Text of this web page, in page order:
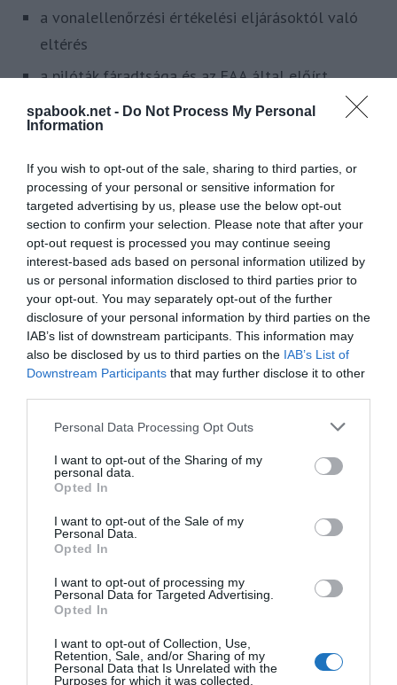
spabook.net - Do Not Process My Personal
Information
If you wish to opt-out of the sale, sharing to third parties, or
processing of your personal or sensitive information for
targeted advertising by us, please use the below opt-out
section to confirm your selection. Please note that after your
opt-out request is processed you may continue seeing
interest-based ads based on personal information utilized by
us or personal information disclosed to third parties prior to
your opt-out. You may separately opt-out of the further
disclosure of your personal information by third parties on the
IAB’s list of downstream participants. This information may
also be disclosed by us to third parties on the IAB’s List of
Downstream Participants that may further disclose it to other
Please note that this website/app uses one or more Google
not limited to your visit or usage behaviour. You may click to
grant or deny consent to Google and its third-party tags to
use your data for below specified purposes in below Google
consent section.
Personal Data Processing Opt Outs
I want to opt-out of the Sharing of my
personal data.
Opted In
I want to opt-out of the Sale of my
Personal Data.
Opted In
I want to opt-out of processing my
Personal Data for Targeted Advertising.
Opted In
I want to opt-out of Collection, Use,
Retention, Sale, and/or Sharing of my
Personal Data that Is Unrelated with the
Purposes for which it was collected.
a vonalellenőrzési értékelési eljárásoktól való
eltérés
a pilóták fáradtsága és az FAA által előírt
repülési és szolgálati korlátozások ezzel
kapcsolatos megsértése
a rangidős pilóták nem képesek a Delta
repülőgépeinek kézi irányítására
a pilótaképzési kézikönyvek hibái
a képzési nyilvántartások meghamisítása
hibák a Delta rendellenesség utáni helyreállítási
képzésében
Dicksont ezt követően Trump elnök kinevezte az
FAA adminisztrátori posztjára – a
Morris bírómegállapította:
„Nem helyénvaló, hogy [a Delta] ezt a [pszichiátriai]
eljárást fegyverként használja arra a célra, hogy
pilótái vakon engedelmeskedjenek, attól tartva, hogy
eszköznek az ilyen könnyelmű alkalmazásával”.
[Határozat 98. o.].
Morris bíró idézte a Mayo Klinika Dr. Steinkrausának